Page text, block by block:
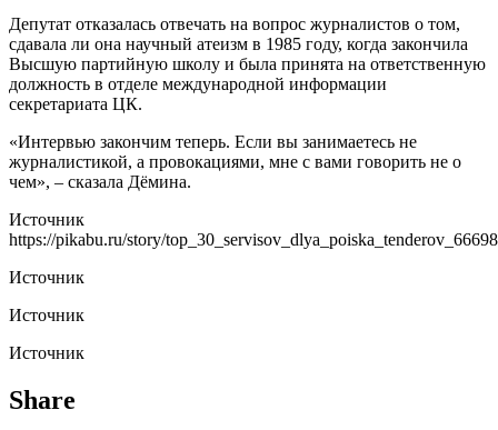
Депутат отказалась отвечать на вопрос журналистов о том,
сдавала ли она научный атеизм в 1985 году, когда закончила
Высшую партийную школу и была принята на ответственную
должность в отделе международной информации
секретариата ЦК.
«Интервью закончим теперь. Если вы занимаетесь не
журналистикой, а провокациями, мне с вами говорить не о
чем», – сказала Дёмина.
Источник
https://pikabu.ru/story/
Источник
Источник
Источник
Share